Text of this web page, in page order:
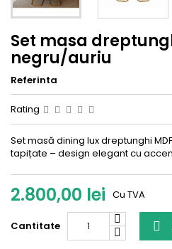
Set masa
negru/auriu
Referinta
Rating
Set masă dining lux dreptunghi
tapițate – design elegant cu
2.800,00 lei Cu TVA
Cantitate 